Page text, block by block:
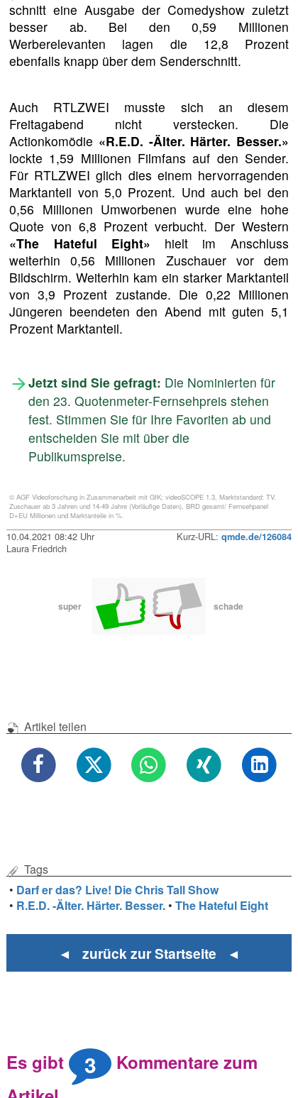
schnitt eine Ausgabe der Comedyshow zuletzt
besser ab. Bei den 0,59 Millionen
Werberelevanten lagen die 12,8 Prozent
ebenfalls knapp über dem Senderschnitt.
Auch RTLZWEI musste sich an diesem
Freitagabend nicht verstecken. Die
Actionkomödie «R.E.D. -Älter. Härter. Besser.»
lockte 1,59 Millionen Filmfans auf den Sender.
Für RTLZWEI glich dies einem hervorragenden
Marktanteil von 5,0 Prozent. Und auch bei den
0,56 Millionen Umworbenen wurde eine hohe
Quote von 6,8 Prozent verbucht. Der Western
«The Hateful Eight» hielt im Anschluss
weiterhin 0,56 Millionen Zuschauer vor dem
Bildschirm. Weiterhin kam ein starker Marktanteil
von 3,9 Prozent zustande. Die 0,22 Millionen
Jüngeren beendeten den Abend mit guten 5,1
Prozent Marktanteil.
Jetzt sind Sie gefragt: Die Nominierten für
den 23. Quotenmeter-Fernsehpreis stehen
fest. Stimmen Sie für Ihre Favoriten ab und
entscheiden Sie mit über die
Publikumspreise.
© AGF Videoforschung in Zusammenarbeit mit GfK; videoSCOPE 1.3, Marktstandard: TV.
Zuschauer ab 3 Jahren und 14-49 Jahre (Vorläufige Daten), BRD gesamt/ Fernsehpanel
D+EU Millionen und Marktanteile in %.
10.04.2021 08:42 Uhr Kurz-URL: qmde.de/126084
Laura Friedrich
super schade
Artikel teilen
Tags
• Darf er das? Live! Die Chris Tall Show
• R.E.D. -Älter. Härter. Besser. •The Hateful Eight
◄ zurück zur Startseite ◄
Es gibt 3
Kommentare zum